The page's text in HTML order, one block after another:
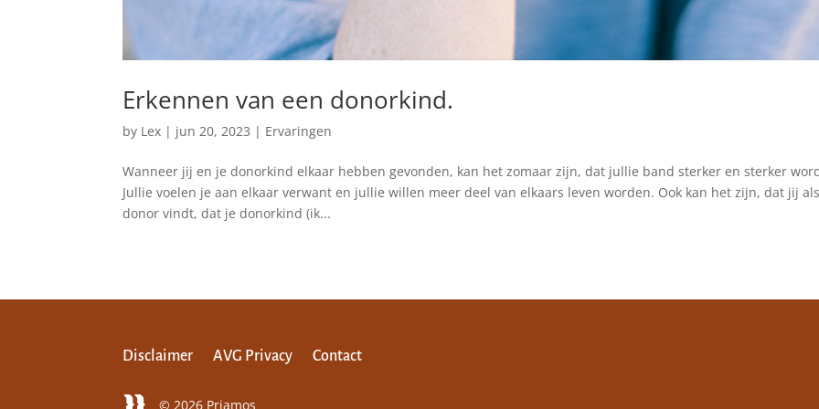
Erkennen van een donorkind.
by Lex | jun 20, 2023 | Ervaringen
Wanneer jij en je donorkind elkaar hebben gevonden, kan het zomaar zijn, dat jullie band sterker en sterker
Jullie voelen je aan elkaar verwant en jullie willen meer deel van elkaars leven worden. Ook kan het zijn, dat jij
donor vindt, dat je donorkind (ik...
Disclaimer AVG Privacy Contact
© 2026 Priamos